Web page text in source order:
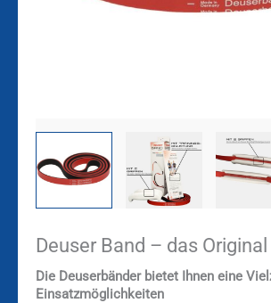
Deuser Band – das
Die Deuserbänder bietet Ihnen eine
Einsatzmöglichkeiten